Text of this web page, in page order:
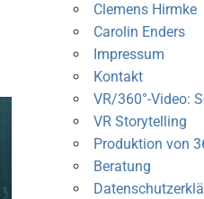
Clemens Hirmke
Carolin Enders
Impressum
Kontakt
VR/360°-Video:
VR Storytelling
Produktion von
Beratung